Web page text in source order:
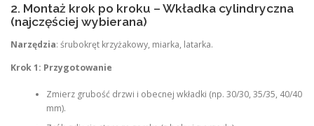
2. Montaż krok po kroku – Wkładka cylindryczna
(najczęściej wybierana)
Narzędzia: śrubokręt krzyżakowy, miarka, latarka.
Krok 1: Przygotowanie
Zmierz grubość drzwi i obecnej wkładki (np. 30/30, 35/35, 40/40
mm).